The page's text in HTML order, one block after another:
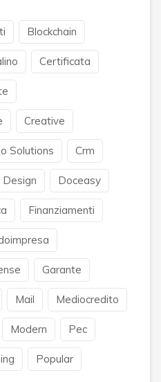
Blockchain
Certificata
Creative
Solutions Crm
Design Doceasy
Finanziamenti
Garante
Mail Mediocredito
Modern Pec
Popular